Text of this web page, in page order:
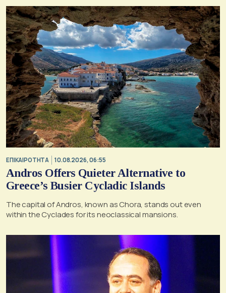
ΕΠΙΚΑΙΡΟΤΗΤΑ 10.08.2026, 06:55
Andros Offers Quieter Alternative to
Greece’s Busier Cycladic Islands
The capital of Andros, known as Chora, stands out even
within the Cyclades for its neoclassical mansions.